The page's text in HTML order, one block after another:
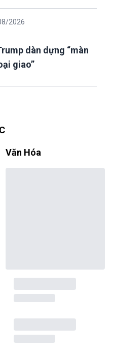
2026
dàn dựng “màn
giao”
Văn Hóa